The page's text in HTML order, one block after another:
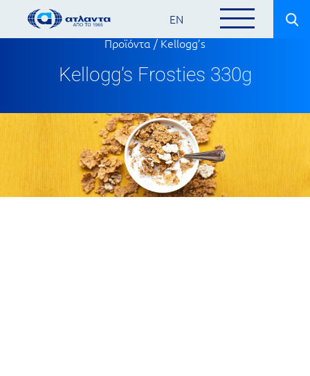
EN
Προϊόντα/Kellogg’s
Kellogg’s Frosties 330g